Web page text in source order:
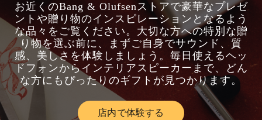
お近くのBang & Olufsenストアで豪華なプレゼ
ントや贈り物のインスピレーションとなるよう
な品々をご覧ください。大切な方への特別な贈
り物を選ぶ前に、まずご自身でサウンド、質
感、美しさを体験しましょう。毎日使えるヘッ
ドフォンからインテリアスピーカーまで、どん
な方にもぴったりのギフトが見つかります。
店内で体験するLink Opens in New Tab